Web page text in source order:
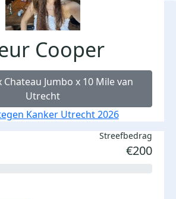
Cooper
Chateau Jumbo x 10 Mile van
Utrecht
Kanker Utrecht 2026
Streefbedrag
€200